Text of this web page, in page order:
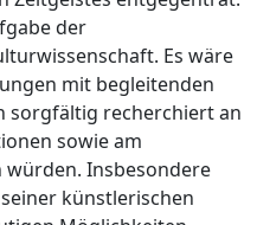
der
Es wäre
mit begleitenden
sorgfältig recherchiert an
sowie am
Insbesondere
künstlerischen